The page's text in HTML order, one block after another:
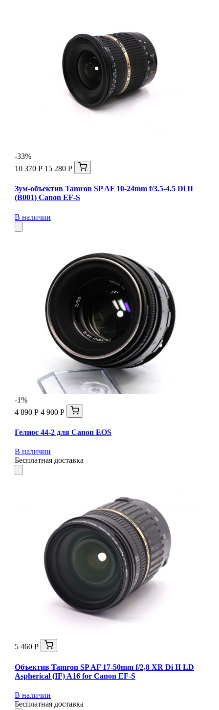
-33%
10 370 Р 15 280 Р
Зум-объектив Tamron SP AF 10-24mm f/3.5-4.5 Di II
(B001) Canon EF-S
В наличии
-1%
4 890 Р 4 900 Р
Гелиос 44-2 для Canon EOS
В наличии
Бесплатная доставка
5 460 Р
Объектив Tamron SP AF 17-50mm f/2,8 XR Di II LD
Aspherical (IF) A16 for Canon EF-S
В наличии
Бесплатная доставка